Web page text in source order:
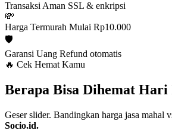
Transaksi Aman SSL & enkripsi
💸
Harga Termurah Mulai Rp10.000
🛡️
Garansi Uang Refund otomatis
🔥 Cek Hemat Kamu
Berapa Bisa Dihemat Hari
Geser slider. Bandingkan harga jasa mahal
Socio.id.